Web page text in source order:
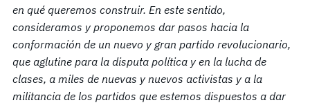
en qué queremos construir. En este sentido,
consideramos y proponemos dar pasos hacia la
conformación de un nuevo y gran partido revolucionario,
que aglutine para la disputa política y en la lucha de
clases, a miles de nuevas y nuevos activistas y a la
militancia de los partidos que estemos dispuestos a dar